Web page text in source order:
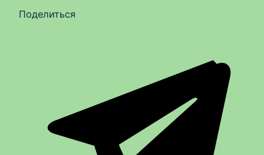
Поделиться